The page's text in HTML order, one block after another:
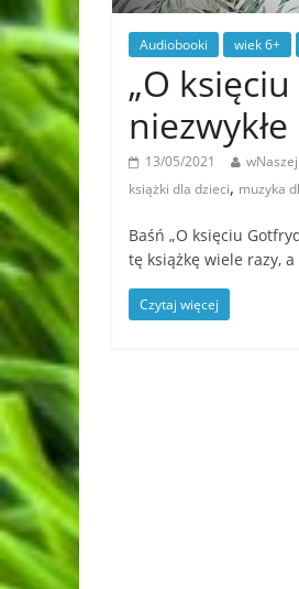
Audiobooki wiek 6+
„O
13/05/2021
książki dla dzieci, muzyka
Baśń „O księciu
tę książkę wiele razy, a
Czytaj więcej